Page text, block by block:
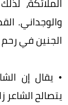
والوجداني.
الجنين في رحم
• يقال إن
يتصالح